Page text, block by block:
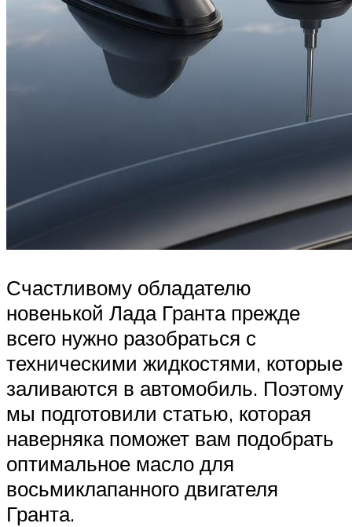
Счастливому обладателю
новенькой Лада Гранта прежде
всего нужно разобраться с
техническими жидкостями, которые
заливаются в автомобиль. Поэтому
мы подготовили статью, которая
наверняка поможет вам подобрать
оптимальное масло для
восьмиклапанного двигателя
Гранта.